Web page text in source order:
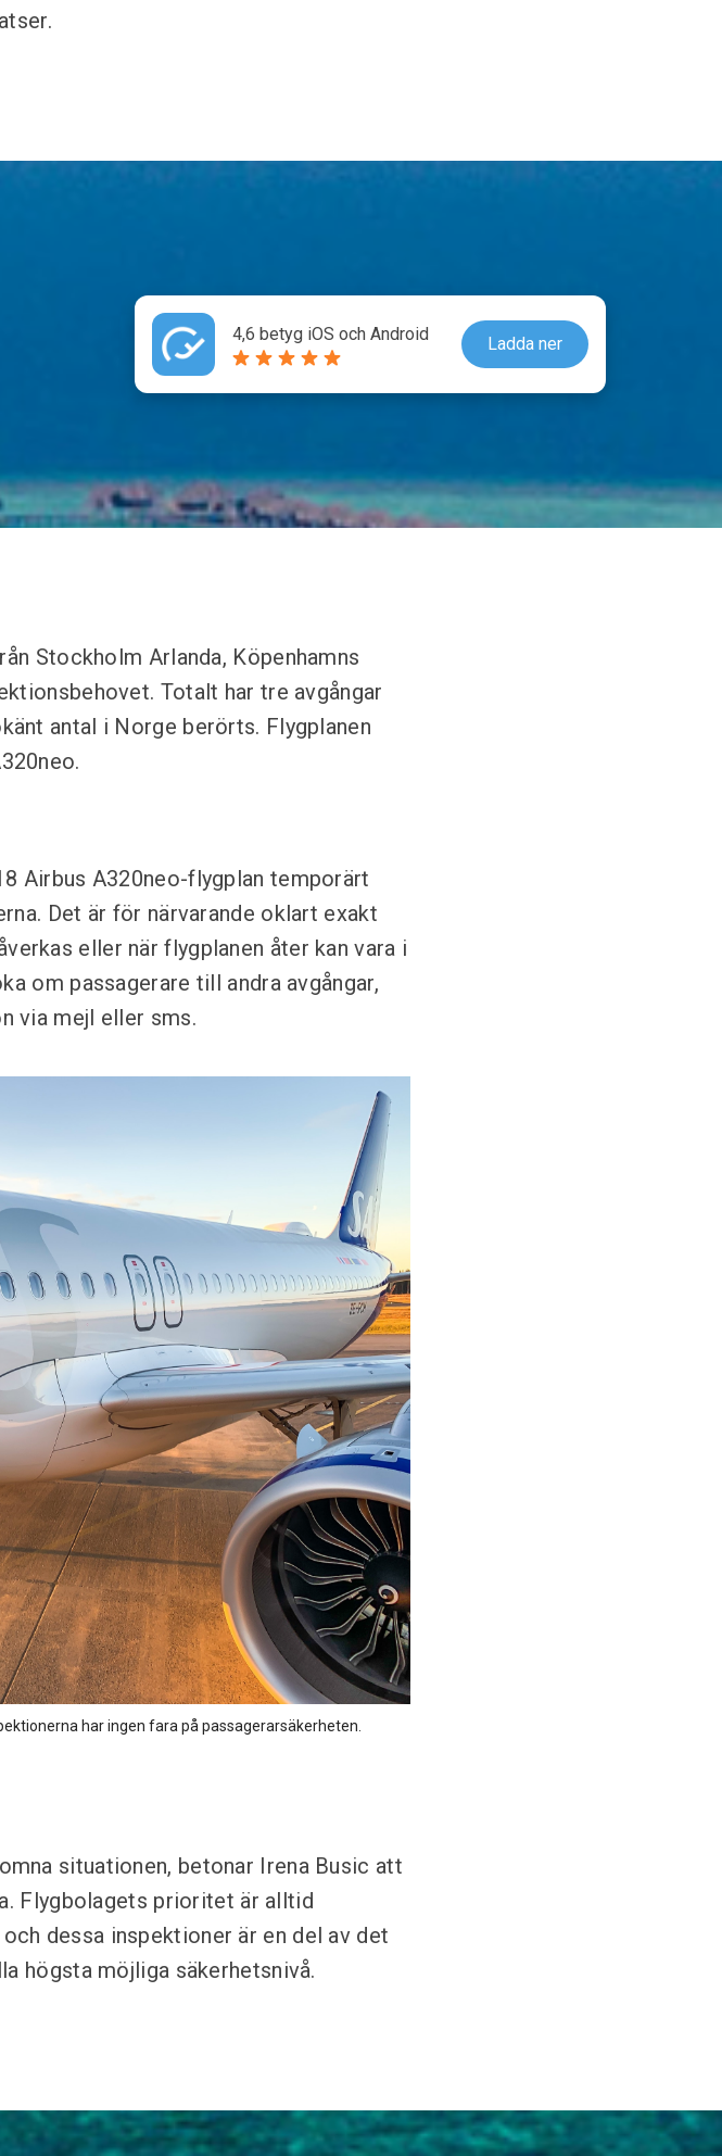
4,6 betyg iOS och Android Ladda ner
Stockholm Arlanda, Köpenhamns
Totalt har tre avgångar
antal i Norge berörts. Flygplanen
Airbus A320neo-flygplan temporärt
Det är för närvarande oklart exakt
eller när flygplanen åter kan vara i
om passagerare till andra avgångar,
via mejl eller sms.
har ingen fara på passagerarsäkerheten.
situationen, betonar Irena Busic att
Flygbolagets prioritet är alltid
dessa inspektioner är en del av det
högsta möjliga säkerhetsnivå.